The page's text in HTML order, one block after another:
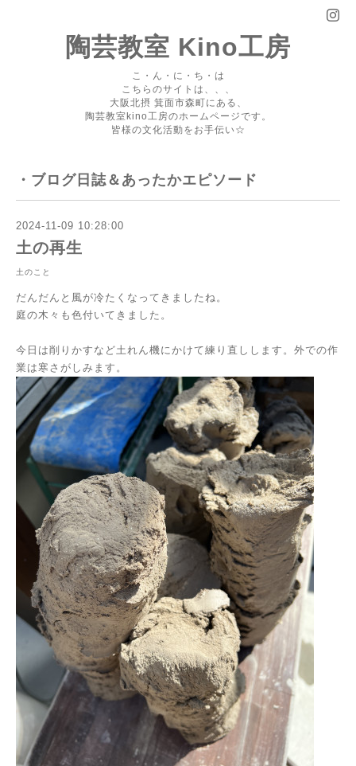
陶芸教室 Kino工房
こ・ん・に・ち・は
こちらのサイトは、、、
大阪北摂 箕面市森町にある、
陶芸教室kino工房のホームページです。
皆様の文化活動をお手伝い☆
・ブログ日誌＆あったかエピソード
2024-11-09 10:28:00
土の再生
土のこと
だんだんと風が冷たくなってきましたね。
庭の木々も色付いてきました。
今日は削りかすなど土れん機にかけて練り直しします。外での作
業は寒さがしみます。